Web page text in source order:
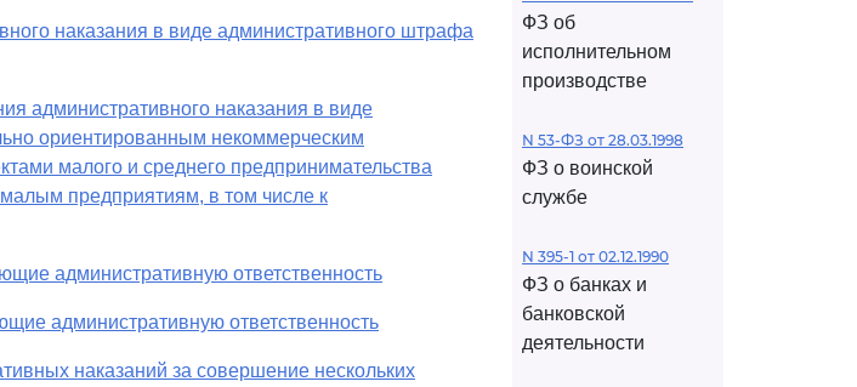
наказания в виде административного штрафа
административного наказания в виде
ориентированным некоммерческим
малого и среднего предпринимательства
предприятиям, в том числе к
административную ответственность
административную ответственность
наказаний за совершение нескольких
ФЗ об
исполнительном
производстве
N 53-ФЗ от 28.03.1998
ФЗ о воинской
службе
N 395-1 от 02.12.1990
ФЗ о банках и
банковской
деятельности